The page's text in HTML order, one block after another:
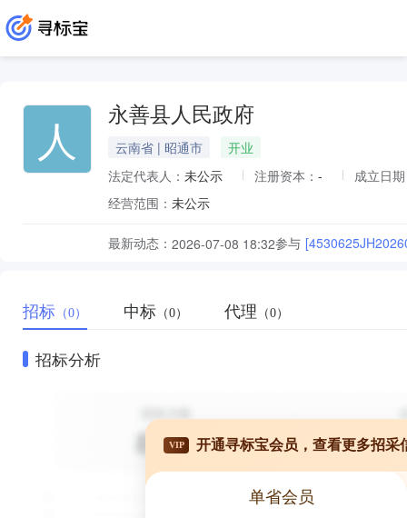
人 永善县人民政府
云南省 | 昭通市
开业
法定代表人： 未公示 注册资本： -
成立日
经营范围： 未公示
最新动态： 2026-07-08 18:32参与
招标 （0） 中标 （0） 代理 （0）
招标分析
VIP 开通寻标宝会员，查看更多招采
单省会员